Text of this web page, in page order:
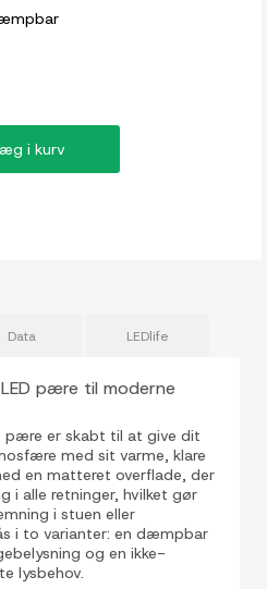
i kurv
Data LEDlife
pære til moderne
pære er skabt til at give dit
med sit varme, klare
en matteret overflade, der
i alle retninger, hvilket gør
i stuen eller
i to varianter: en dæmpbar
og en ikke-
lysbehov.